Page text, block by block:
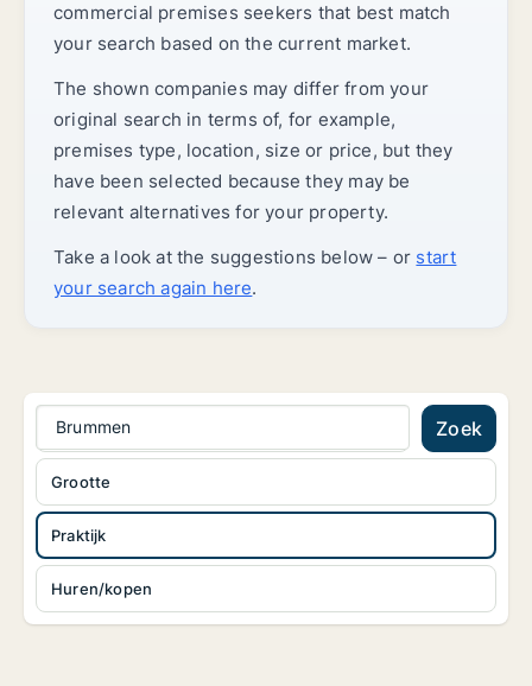
commercial premises seekers that best match
your search based on the current market.
The shown companies may differ from your
original search in terms of, for example,
premises type, location, size or price, but they
have been selected because they may be
relevant alternatives for your property.
Take a look at the suggestions below – or start
your search again here.
Brummen Zoek
Praktijk
Huren/kopen
Grootte